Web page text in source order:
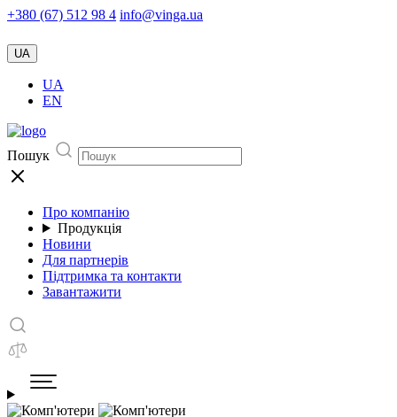
+380 (67) 512 98 4 info@vinga.ua
UA
UA
EN
Пошук
Про компанію
Продукція
Новини
Для партнерів
Підтримка та контакти
Завантажити